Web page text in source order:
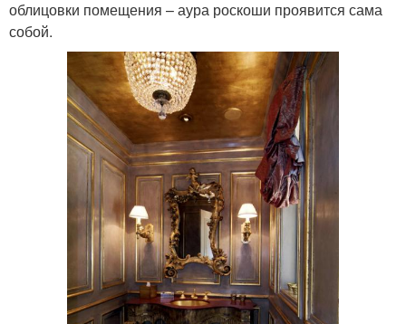
облицовки помещения – аура роскоши проявится сама
собой.